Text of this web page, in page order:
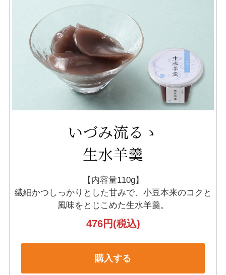
いづみ流るゝ
生水羊羹
【内容量110g】
繊細かつしっかりとした甘みで、小豆本来のコクと
風味をとじこめた生水羊羹。
476円(税込)
購入する